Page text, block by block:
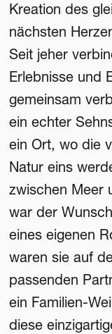
Kreation des
nächsten
Seit jeher
Erlebnisse und
gemeinsam
ein echter
ein Ort, wo die
Natur eins
zwischen Meer
war der
eines eigenen
waren sie auf
passenden
ein Familien-
diese